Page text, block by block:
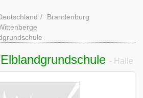
Brandenburg
- Halle